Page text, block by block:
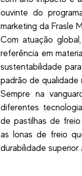
ouvinte do
marketing da Frasle
Com atuação
referência em
sustentabilidade
padrão de qualidade
Sempre na
diferentes
de pastilhas de
as lonas de freio
durabilidade superior